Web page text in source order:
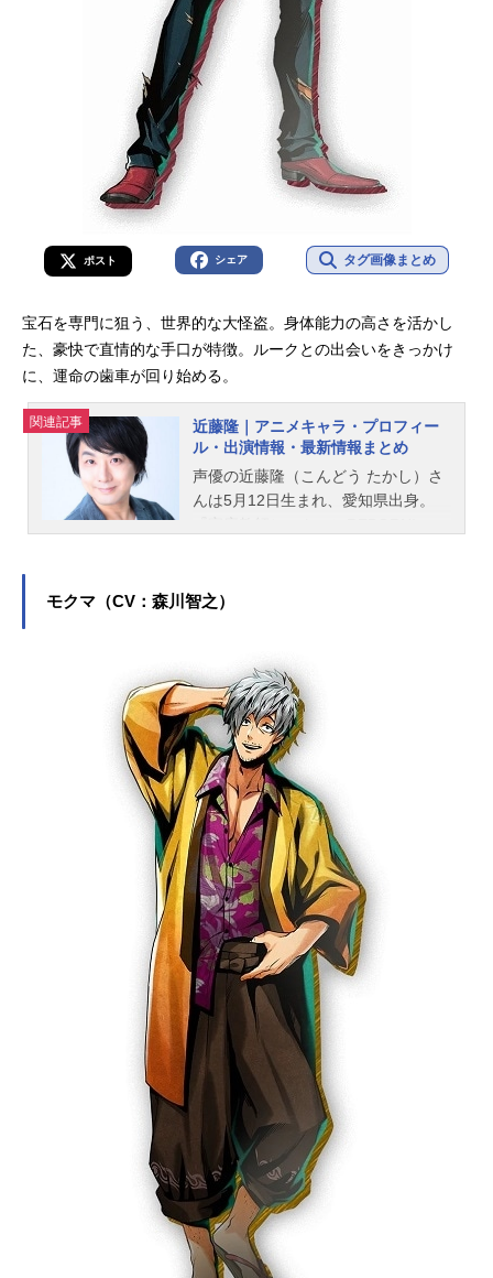
ポスト シェア タグ画像まとめ
宝石を専門に狙う、世界的な大怪盗。身体能力の高さを活かし
た、豪快で直情的な手口が特徴。ルークとの出会いをきっかけ
に、運命の歯車が回り始める。
関連記事
近藤隆｜アニメキャラ・プロフィー
ル・出演情報・最新情報まとめ
声優の近藤隆（こんどう たかし）さ
んは5月12日生まれ、愛知県出身。
気作品のキャラクターを多く演じて
モクマ（CV：森川智之）